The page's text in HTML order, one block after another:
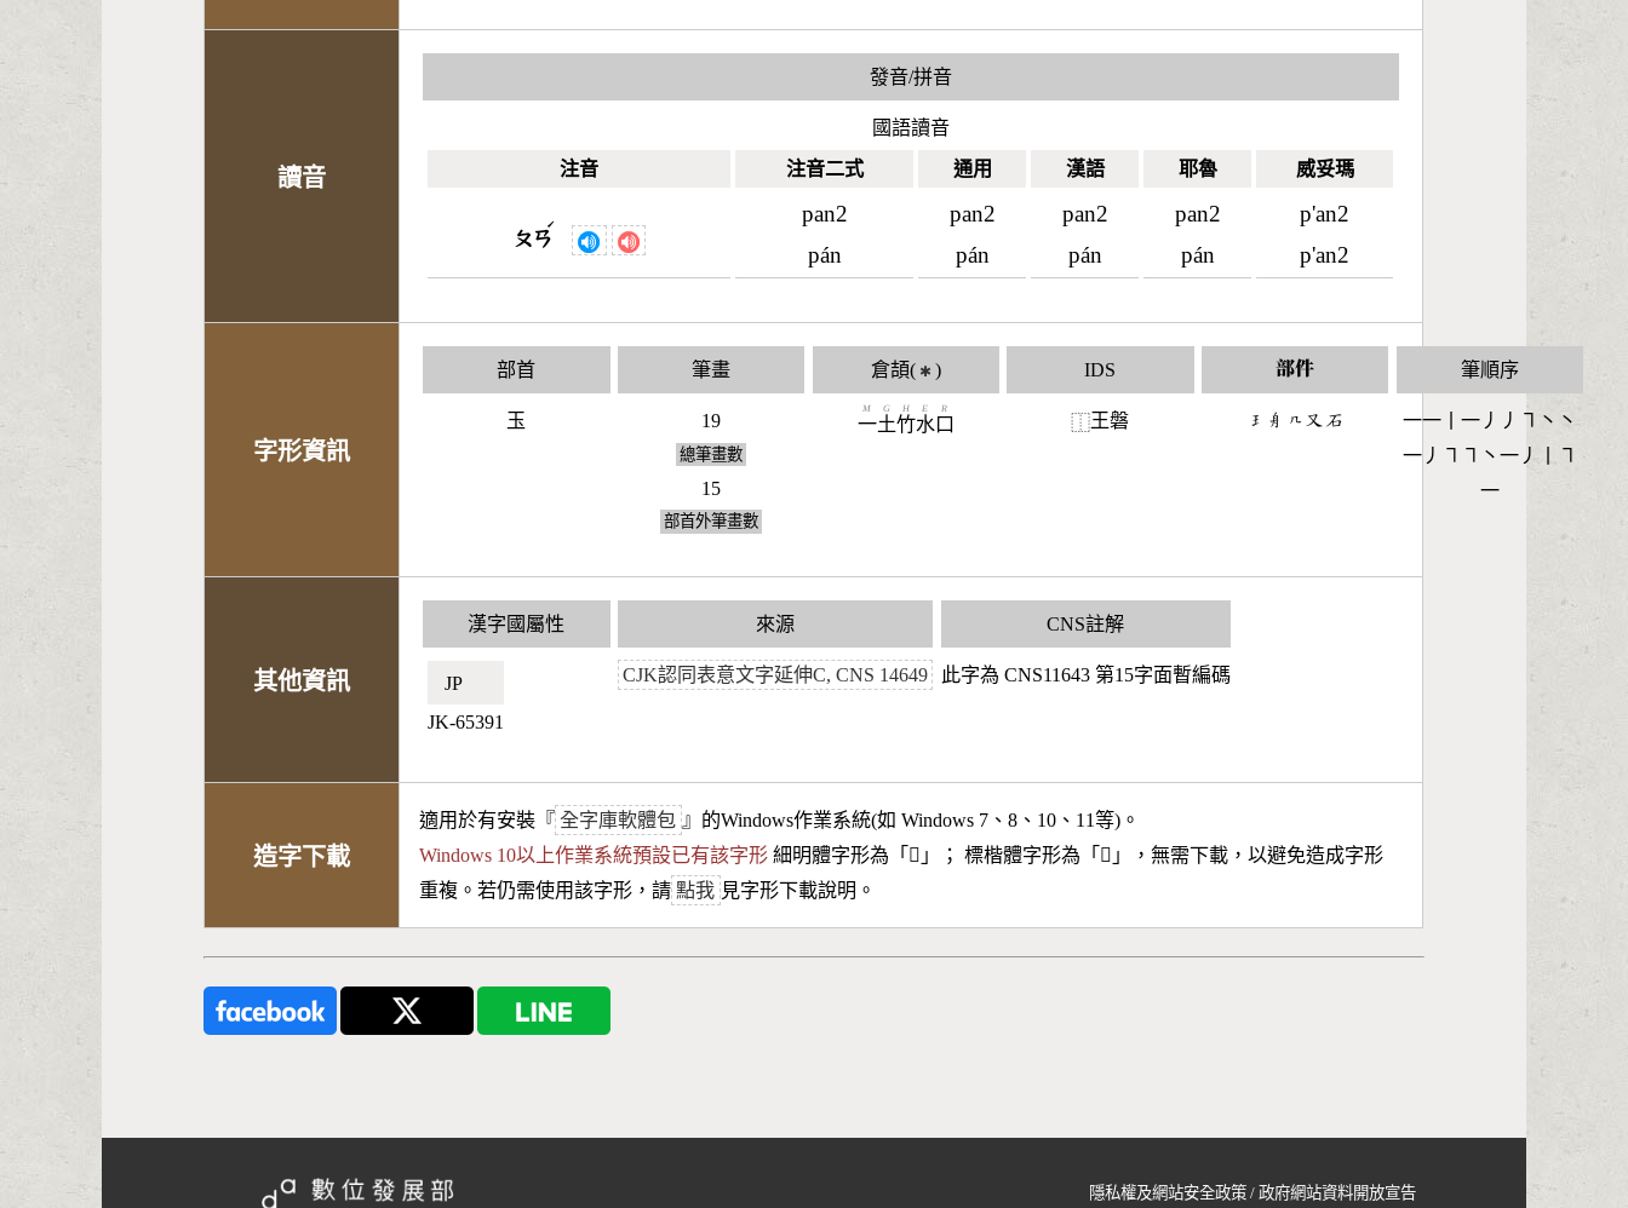
讀音
發音/拼音
國語讀音
注音
注音二式 通用 漢語 耶魯 威妥瑪
ㄆㄢ
ˊ
pan2
pán
pan2
pán
pan2
pán
pan2
pán
p'an2
p'an2
字形資訊
部首
玉
筆畫
19
總筆畫數
15
部首外筆畫數
倉頡( ✱ )
一
M
土
G
竹
H
水
E
口
R
IDS
⿰王磐
部件
󶂭󶆌󶀹󶁓󶄢
筆順序
一一丨一丿丿㇕丶丶
一丿㇕㇕丶一丿丨㇕
一
其他資訊
漢字國屬性
JP🇯🇵
JK-65391
來源
CJK認同表意文字延伸C, CNS 14649
CNS註解
此字為 CNS11643 第15字面暫編碼
造字下載
適用於有安裝『 全字庫軟體包 』的Windows作業系統(如 Windows 7、8、10、11等)。
Windows 10以上作業系統預設已有該字形 細明體字形為「 𪼪 」； 標楷體字形為「 𪼪 」，無需下載，以避免造成字形
重複。若仍需使用該字形，請 點我 見字形下載說明。
隱私權及網站安全政策 /政府網站資料開放宣告